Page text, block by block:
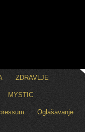
ZDRAVLJE
MYSTIC
Oglašavanje